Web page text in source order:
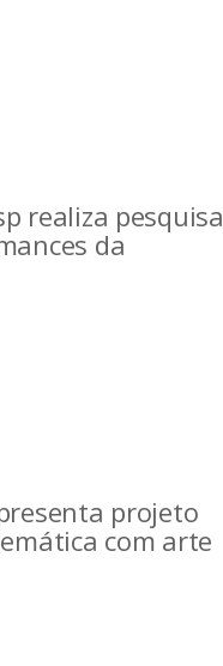
realiza pesquisa
da
projeto
com arte